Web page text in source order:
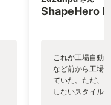
ShapeHero
これが工場自動
など前から工場
ていた。ただ、
しないスタイル